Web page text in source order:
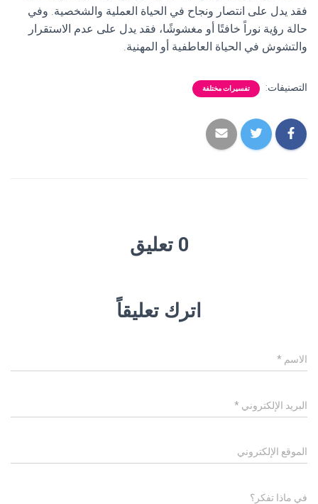
فقد يدل على انتصار ونجاح في الحياة العملية والشخصية. وفي
حالة رؤية نوراً خافتًا أو مغشوشًا، فقد يدل على عدم الاستقرار
والتشوش في الحياة العاطفية أو المهنية.
التصنيفات: تفسيرات مختلفة
0 تعليق
اترك تعليقاً
الاسم *
البريد الإلكتروني *
الموقع الإلكتروني
في ماذا تفكر؟